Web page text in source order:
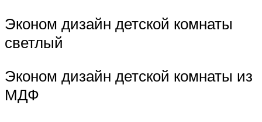
Эконом дизайн детской комнаты
светлый
Эконом дизайн детской комнаты из
МДФ